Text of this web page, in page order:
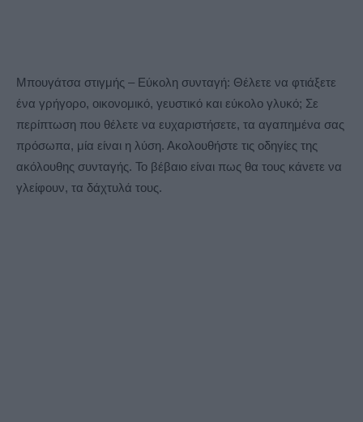
Μπουγάτσα στιγμής – Εύκολη συνταγή: Θέλετε να φτιάξετε
ένα γρήγορο, οικονομικό, γευστικό και εύκολο γλυκό; Σε
περίπτωση που θέλετε να ευχαριστήσετε, τα αγαπημένα σας
πρόσωπα, μία είναι η λύση. Ακολουθήστε τις οδηγίες της
ακόλουθης συνταγής. Το βέβαιο είναι πως θα τους κάνετε να
γλείφουν, τα δάχτυλά τους.